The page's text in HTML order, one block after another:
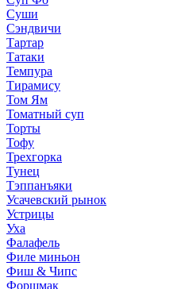
Суши
Сэндвичи
Тартар
Татаки
Темпура
Тирамису
Том Ям
Томатный суп
Торты
Тофу
Трехгорка
Тунец
Тэппанъяки
Усачевский рынок
Устрицы
Уха
Фалафель
Филе миньон
Фиш & Чипс
Форшмак